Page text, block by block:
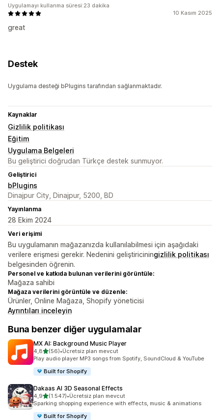
10 Kasım 2025
great
Uygulamayı kullanma süresi:23 dakika
Destek
Uygulama desteği bPlugins tarafından sağlanmaktadır.
Kaynaklar
Gizlilik politikası
Eğitim
Uygulama Belgeleri
Bu geliştirici doğrudan Türkçe destek sunmuyor.
Geliştirici
bPlugins
Dinajpur City, Dinajpur, 5200, BD
Yayınlanma
28 Ekim 2024
Veri erişimi
Bu uygulamanın mağazanızda kullanılabilmesi için aşağıdaki
verilere erişmesi gerekir. Nedenini geliştiriciningizlilik politikası
belgesinden öğrenin.
Personel ve katkıda bulunan verilerini görüntüle:
Mağaza sahibi
Mağaza verilerini görüntüle ve düzenle:
Ürünler, Online Mağaza, Shopify yöneticisi
Ayrıntıları inceleyin
Buna benzer diğer uygulamalar
MX AI: Background Music Player
4,85 yıldız üzerinden
(56)
toplam 56 değerlendirme
•Ücretsiz plan mevcut
Play audio player MP3 songs from Spotify, SoundCloud & YouTube
Built for Shopify
Dakaas AI 3D Seasonal Effects
4,95 yıldız üzerinden
(1.547)
toplam 1547 değerlendirme
•Ücretsiz plan mevcut
Sparking shopping experience with effects, music & animations
Built for Shopify